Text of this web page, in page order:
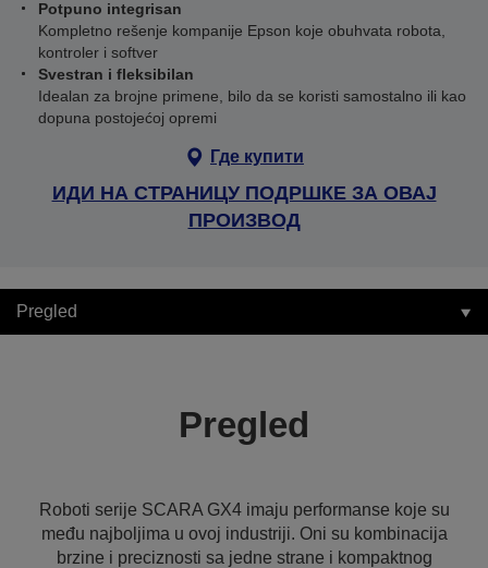
Potpuno integrisan
Kompletno rešenje kompanije Epson koje obuhvata robota,
kontroler i softver
Svestran i fleksibilan
Idealan za brojne primene, bilo da se koristi samostalno ili kao
dopuna postojećoj opremi
Где купити
ИДИ НА СТРАНИЦУ ПОДРШКЕ ЗА ОВАЈ
ПРОИЗВОД
Pregled
Pregled
Roboti serije SCARA GX4 imaju performanse koje su
među najboljima u ovoj industriji. Oni su kombinacija
brzine i preciznosti sa jedne strane i kompaktnog